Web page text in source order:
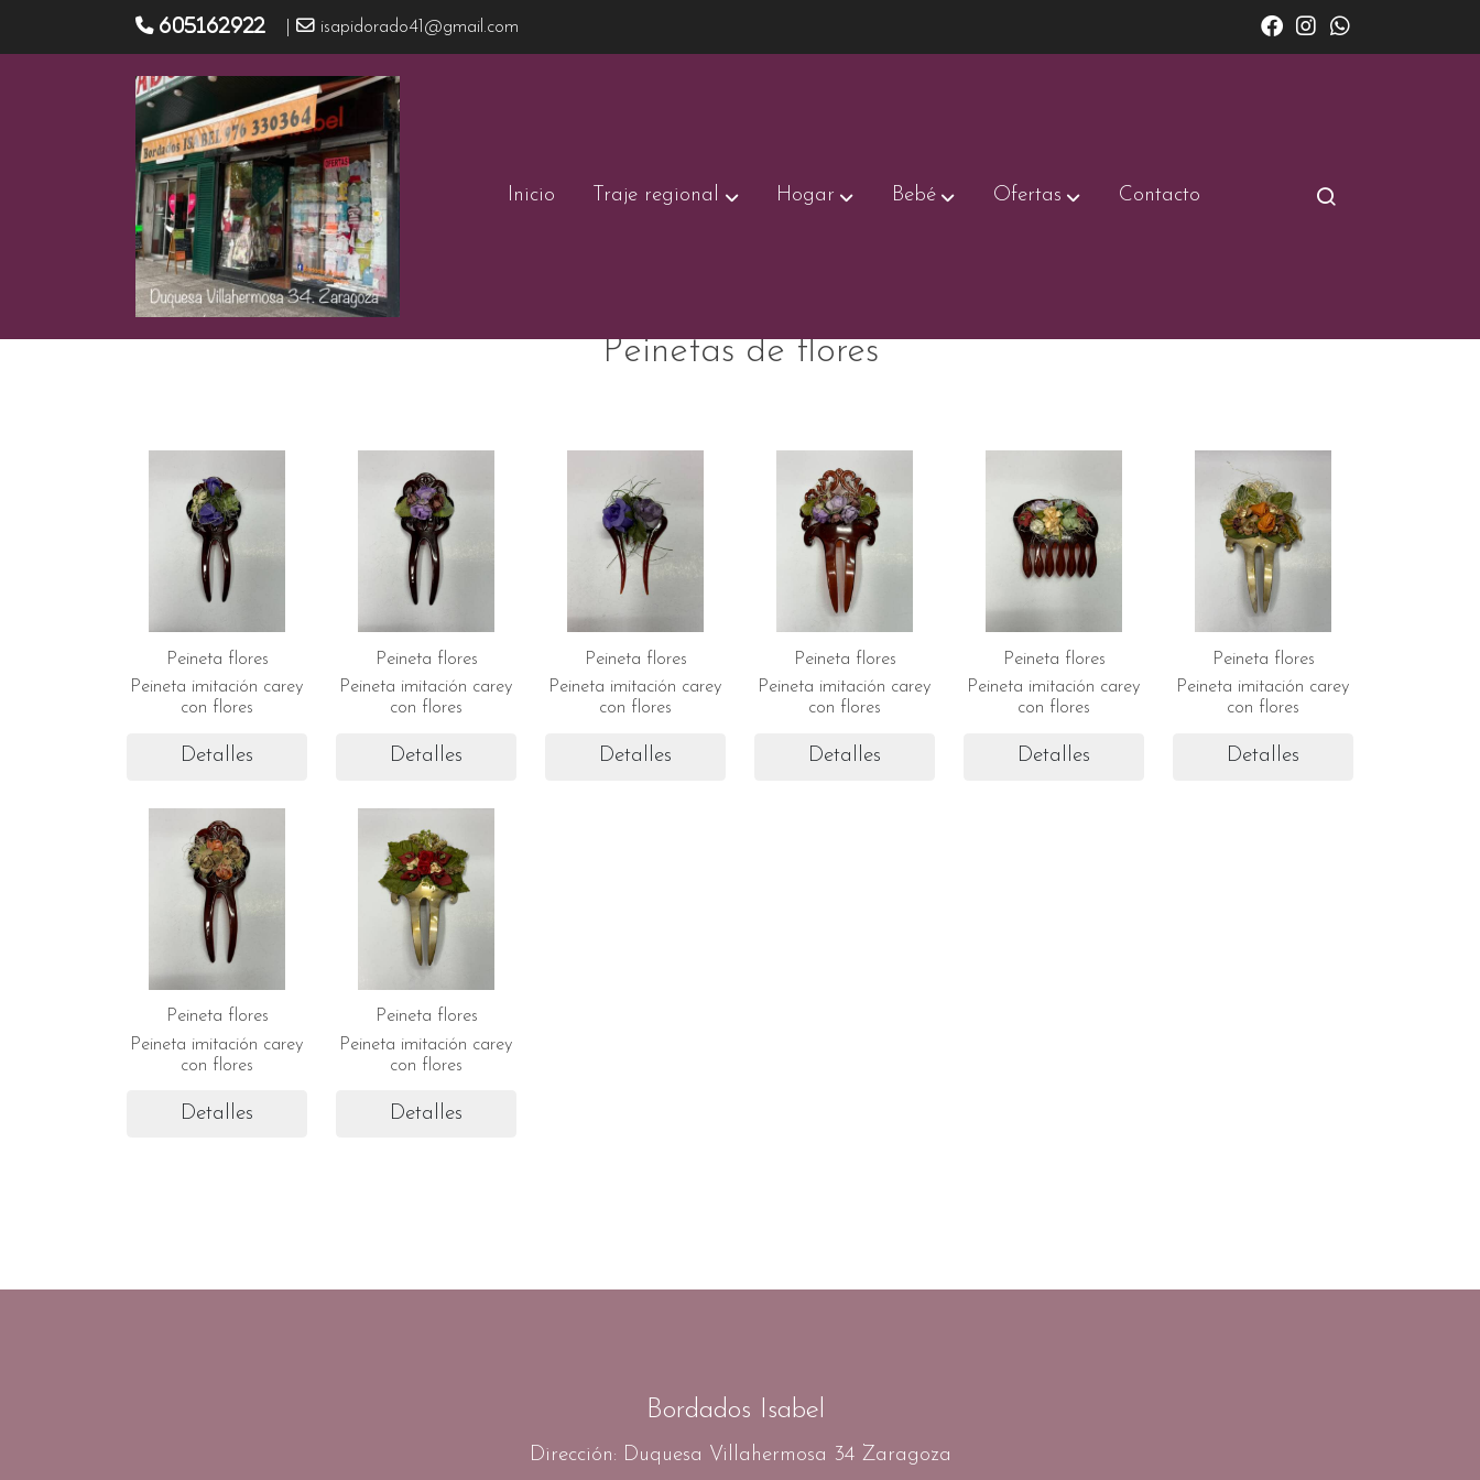
605162922 | isapidorado41@gmail.com
Inicio Traje regional Hogar Bebé Ofertas Contacto
Peinetas de flores
Peineta flores
Peineta imitación carey
con flores
Detalles
Peineta flores
Peineta imitación carey
con flores
Detalles
Peineta flores
Peineta imitación carey
con flores
Detalles
Peineta flores
Peineta imitación carey
con flores
Detalles
Peineta flores
Peineta imitación carey
con flores
Detalles
Peineta flores
Peineta imitación carey
con flores
Detalles
Peineta flores
Peineta imitación carey
con flores
Detalles
Peineta flores
Peineta imitación carey
con flores
Detalles
Bordados Isabel
Dirección: Duquesa Villahermosa 34 Zaragoza